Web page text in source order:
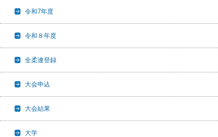
令和7年度
令和８年度
全柔連登録
大会申込
大会結果
大学